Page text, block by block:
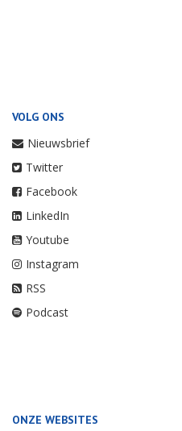
VOLG ONS
Nieuwsbrief
Twitter
Facebook
LinkedIn
Youtube
Instagram
RSS
Podcast
ONZE WEBSITES